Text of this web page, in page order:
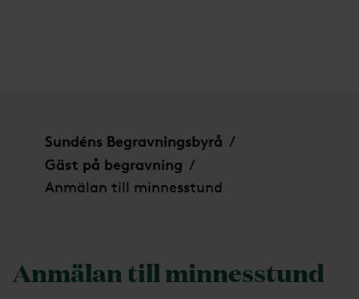
Sundéns Begravningsbyrå /
Gäst på begravning /
Anmälan till minnesstund
Anmälan till minnesstund